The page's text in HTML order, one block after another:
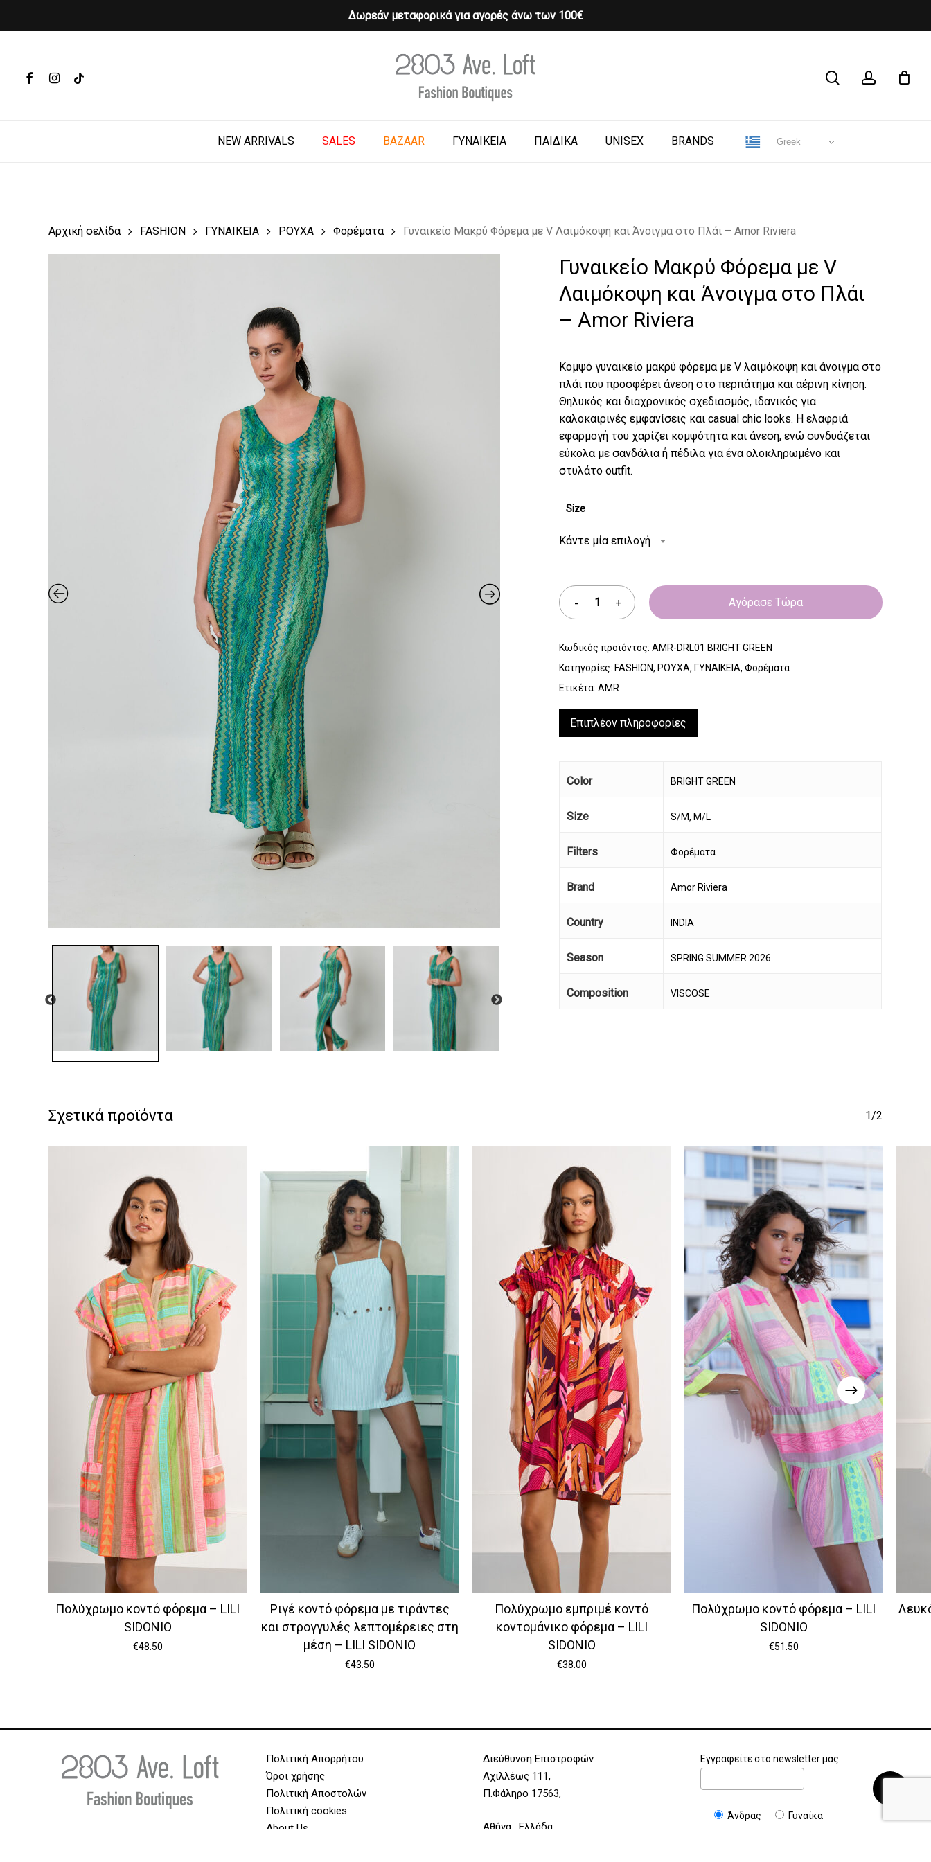
Δωρεάν μεταφορικά για αγορές άνω των 100€
Hit enter to search or ESC to close
FACEBOOKINSTAGRAM
TIKTOK
NEW ARRIVALS SALES BAZAAR ΓΥΝΑΙΚΕΙΑ ΠΑΙΔΙΚΑ UNISEX BRANDS Greek
Cart CLOSE
Αρχική σελίδα FASHION ΓΥΝΑΙΚΕΙΑ ΡΟΥΧΑ Φορέματα Γυναικείο Μακρύ Φόρεμα με V Λαιμόκοψη και Άνοιγμα στο Πλάι – Amor Riviera
Γυναικείο Μακρύ Φόρεμα με V
Λαιμόκοψη και Άνοιγμα στο Πλάι
– Amor Riviera
Κομψό γυναικείο μακρύ φόρεμα με V λαιμόκοψη και άνοιγμα στο
πλάι που προσφέρει άνεση στο περπάτημα και αέρινη κίνηση.
Θηλυκός και διαχρονικός σχεδιασμός, ιδανικός για
καλοκαιρινές εμφανίσεις και casual chic looks. Η ελαφριά
εφαρμογή του χαρίζει κομψότητα και άνεση, ενώ συνδυάζεται
εύκολα με σανδάλια ή πέδιλα για ένα ολοκληρωμένο και
στυλάτο outfit.
Size
Κάντε μία επιλογή
Αγόρασε Τώρα
Κωδικός προϊόντος:AMR-DRL01 BRIGHT GREEN
Κατηγορίες: FASHION, ΡΟΥΧΑ, ΓΥΝΑΙΚΕΙΑ,Φορέματα
Ετικέτα:AMR
Επιπλέον πληροφορίες
Color BRIGHT GREEN
Size S/M, M/L
Filters Φορέματα
Brand Amor Riviera
Country INDIA
Season SPRING SUMMER 2026
Composition VISCOSE
Σχετικά προϊόντα 1/2
Πολύχρωμο κοντό φόρεμα – LILI
SIDONIO
€48.50
Ριγέ κοντό φόρεμα με τιράντες
και στρογγυλές λεπτομέρειες στη
μέση – LILI SIDONIO
€43.50
Πολύχρωμο εμπριμέ κοντό
κοντομάνικο φόρεμα – LILI
SIDONIO
€38.00
Πολύχρωμο κοντό φόρεμα – LILI
SIDONIO
€51.50
Πολιτική Απορρήτου
Όροι χρήσης
Πολιτική Αποστολών
Πολιτική cookies
About Us
Διεύθυνση Επιστροφών
Αχιλλέως 111,
Π.Φάληρο 17563,
Αθήνα , Ελλάδα
Εγγραφείτε στο newsletter μας
Άνδρας Γυναίκα